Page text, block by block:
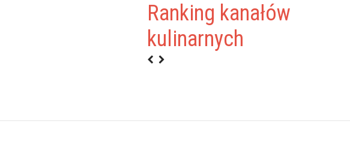
Ranking kanałów
kulinarnych